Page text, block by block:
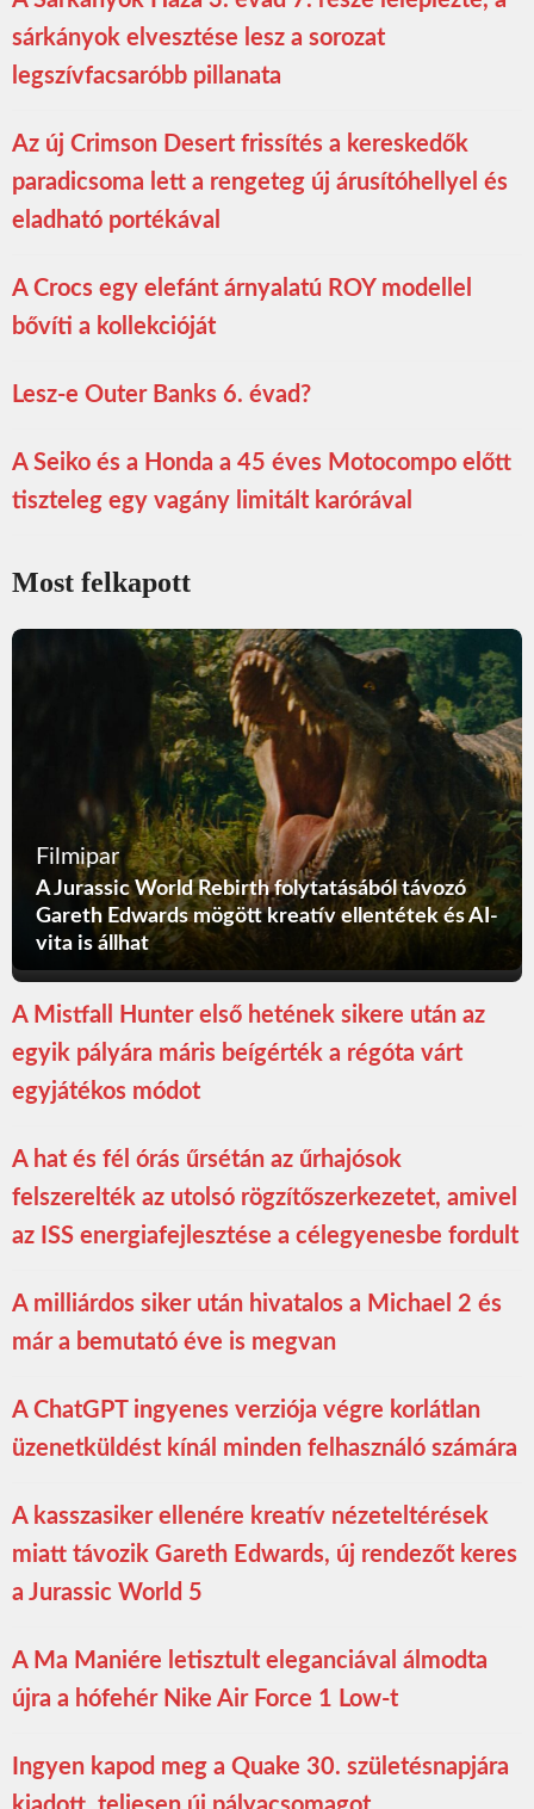
sárkányok elvesztése lesz a sorozat
legszívfacsaróbb pillanata
Az új Crimson Desert frissítés a kereskedők
paradicsoma lett a rengeteg új árusítóhellyel és
eladható portékával
A Crocs egy elefánt árnyalatú ROY modellel
bővíti a kollekcióját
Lesz-e Outer Banks 6. évad?
A Seiko és a Honda a 45 éves Motocompo előtt
tiszteleg egy vagány limitált karórával
Most felkapott
Filmipar
A Jurassic World Rebirth folytatásából távozó
Gareth Edwards mögött kreatív ellentétek és AI-
vita is állhat
A Mistfall Hunter első hetének sikere után az
egyik pályára máris beígérték a régóta várt
egyjátékos módot
A hat és fél órás űrsétán az űrhajósok
felszerelték az utolsó rögzítőszerkezetet, amivel
az ISS energiafejlesztése a célegyenesbe fordult
A milliárdos siker után hivatalos a Michael 2 és
már a bemutató éve is megvan
A ChatGPT ingyenes verziója végre korlátlan
üzenetküldést kínál minden felhasználó számára
A kasszasiker ellenére kreatív nézeteltérések
miatt távozik Gareth Edwards, új rendezőt keres
a Jurassic World 5
A Ma Maniére letisztult eleganciával álmodta
újra a hófehér Nike Air Force 1 Low-t
Ingyen kapod meg a Quake 30. születésnapjára